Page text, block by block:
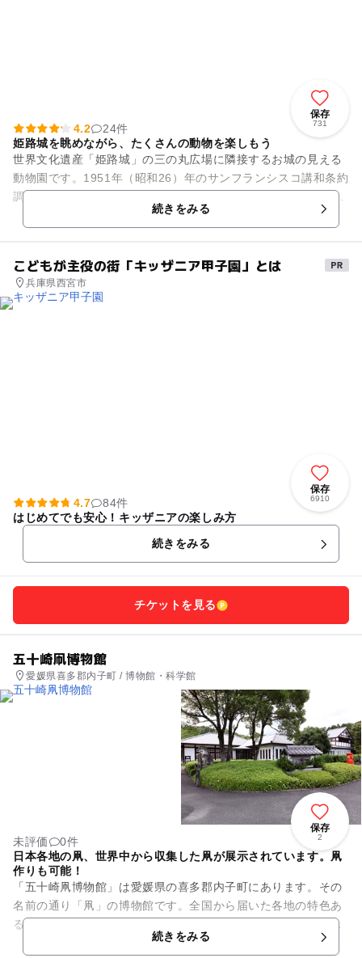
保存
731
4.2
24件
姫路城を眺めながら、たくさんの動物を楽しもう
世界文化遺産「姫路城」の三の丸広場に隣接するお城の見える
動物園です。1951年（昭和26）年のサンフランシスコ講和条約
調印を記念して開園されて以来、60年以上に及ぶ歴史を刻んで
続きをみる
こどもが主役の街「キッザニア甲子園」とは
兵庫県西宮市
保存
6910
4.7
84件
はじめてでも安心！キッザニアの楽しみ方
続きをみる
チケットを見る
五十崎凧博物館
愛媛県喜多郡内子町 / 博物館・科学館
保存
2
未評価
0件
日本各地の凧、世界中から収集した凧が展示されています。凧
作りも可能！
「五十崎凧博物館」は愛媛県の喜多郡内子町にあります。その
名前の通り「凧」の博物館です。全国から届いた各地の特色あ
る「凧」はもちろんのことですが世界各国からも収集してきた
「凧」とそれに関係する資料...続きをみる